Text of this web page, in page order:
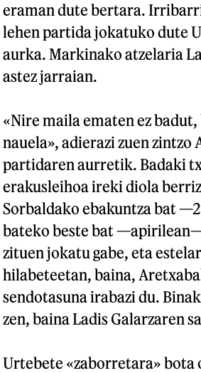
eraman dute bertara.
lehen partida jokatuko dute
aurka. Markinako atzelaria
astez jarraian.
«Nire maila ematen ez
nauela», adierazi zuen
partidaren aurretik. Badaki
erakusleihoa ireki diola
Sorbaldako ebakuntza bat
bateko beste bat
zituen jokatu gabe, eta
hilabeteetan, baina,
sendotasuna irabazi du.
zen, baina Ladis Galarzaren
Urtebete «zaborretara» bota